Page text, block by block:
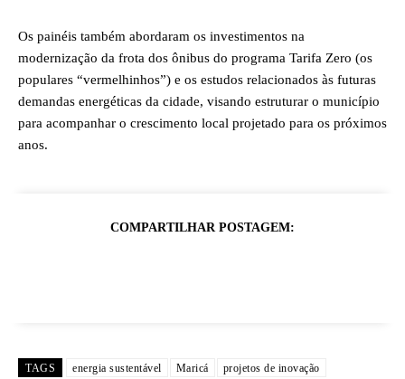
Os painéis também abordaram os investimentos na
modernização da frota dos ônibus do programa Tarifa Zero (os
populares “vermelhinhos”) e os estudos relacionados às futuras
demandas energéticas da cidade, visando estruturar o município
para acompanhar o crescimento local projetado para os próximos
anos.
COMPARTILHAR POSTAGEM:
TAGS energia sustentável Maricá projetos de inovação